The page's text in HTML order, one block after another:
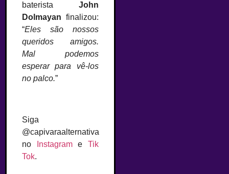
baterista John
Dolmayan finalizou:
“Eles são nossos
queridos amigos.
Mal podemos
esperar para vê-los
no palco.”
Siga
@capivaraalternativa
no
Instagrame Tik
Tok.